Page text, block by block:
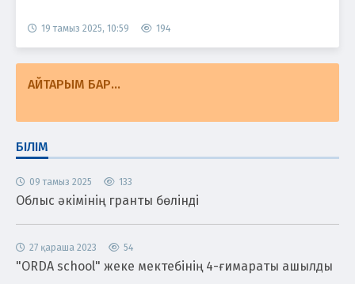
19 тамыз 2025, 10:59 194
АЙТАРЫМ БАР...
БІЛІМ
09 тамыз 2025 133
Облыс әкімінің гранты бөлінді
27 қараша 2023 54
"ORDA school" жеке мектебінің 4-ғимараты ашылды